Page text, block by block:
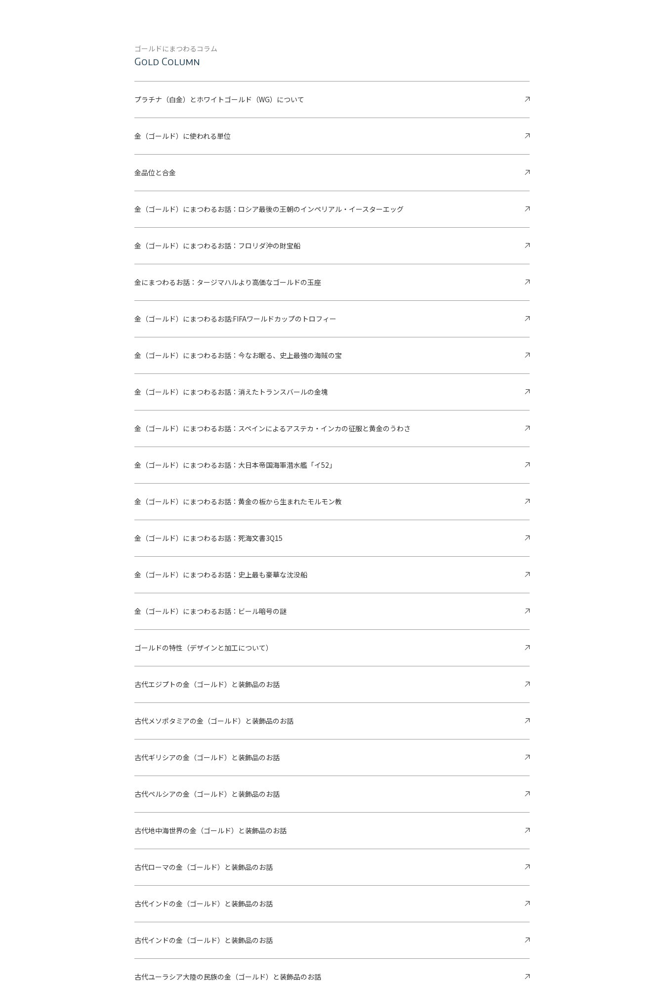
Gold Column
ゴールドにまつわるコラム
プラチナ（白金）とホワイトゴールド（WG）について
金（ゴールド）に使われる単位
金品位と合金
金（ゴールド）にまつわるお話：ロシア最後の王朝のインペリアル・イースターエッグ
金（ゴールド）にまつわるお話：フロリダ沖の財宝船
金にまつわるお話：タージマハルより高価なゴールドの玉座
金（ゴールド）にまつわるお話:FIFAワールドカップのトロフィー
金（ゴールド）にまつわるお話：今なお眠る、史上最強の海賊の宝
金（ゴールド）にまつわるお話：消えたトランスバールの金塊
金（ゴールド）にまつわるお話：スペインによるアステカ・インカの征服と黄金のうわさ
金（ゴールド）にまつわるお話：大日本帝国海軍潜水艦「イ52」
金（ゴールド）にまつわるお話：黄金の板から生まれたモルモン教
金（ゴールド）にまつわるお話：死海文書3Q15
金（ゴールド）にまつわるお話：史上最も豪華な沈没船
金（ゴールド）にまつわるお話：ビール暗号の謎
ゴールドの特性（デザインと加工について）
古代エジプトの金（ゴールド）と装飾品のお話
古代メソポタミアの金（ゴールド）と装飾品のお話
古代ギリシアの金（ゴールド）と装飾品のお話
古代ペルシアの金（ゴールド）と装飾品のお話
古代地中海世界の金（ゴールド）と装飾品のお話
古代ローマの金（ゴールド）と装飾品のお話
古代インドの金（ゴールド）と装飾品のお話
古代インドの金（ゴールド）と装飾品のお話
古代ユーラシア大陸の民族の金（ゴールド）と装飾品のお話